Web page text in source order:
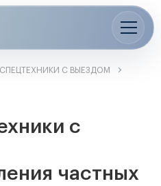
С ВЫЕЗДОМ
с
частных